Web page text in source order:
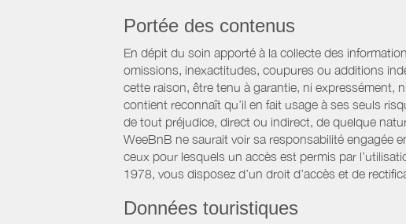
Portée des contenus
En dépit du soin apporté à la collecte des
omissions, inexactitudes, coupures ou additions
cette raison, être tenu à garantie, ni expressément,
contient reconnaît qu’il en fait usage à ses seuls
de tout préjudice, direct ou indirect, de quelque
WeeBnB ne saurait voir sa responsabilité engagée
ceux pour lesquels un accès est permis par
1978, vous disposez d’un droit d’accès et de
Données touristiques